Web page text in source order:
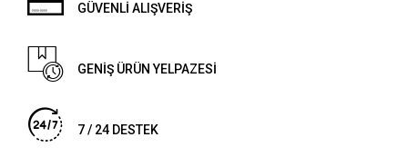
GÜVENLİ ALIŞVERİŞ
GENİŞ ÜRÜN YELPAZESİ
7 / 24 DESTEK